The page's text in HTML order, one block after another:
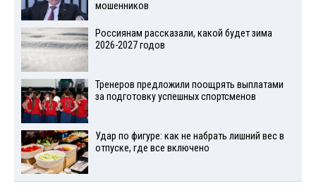
мошенников
Россиянам рассказали, какой будет зима
2026-2027 годов
Тренеров предложили поощрять выплатами
за подготовку успешных спортсменов
Удар по фигуре: как не набрать лишний вес в
отпуске, где все включено